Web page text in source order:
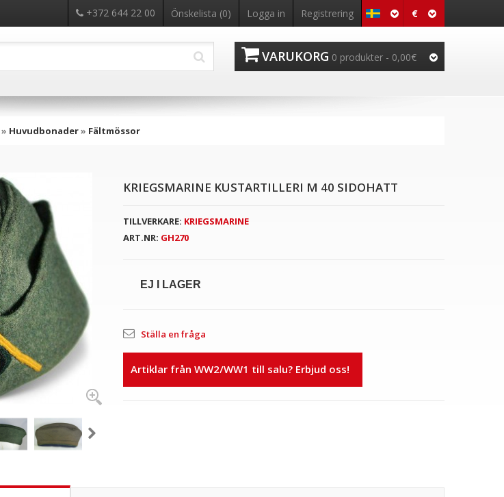
€
+372 644 22 00 Önskelista (0) Logga in Registrering
VARUKORG 0 produkter - 0,00€
» Huvudbonader» Fältmössor
KRIEGSMARINE KUSTARTILLERI M 40 SIDOHATT
TILLVERKARE: KRIEGSMARINE
ART.NR: GH270
EJ I LAGER
Ställa en fråga
Artiklar från WW2/WW1 till salu? Erbjud oss!